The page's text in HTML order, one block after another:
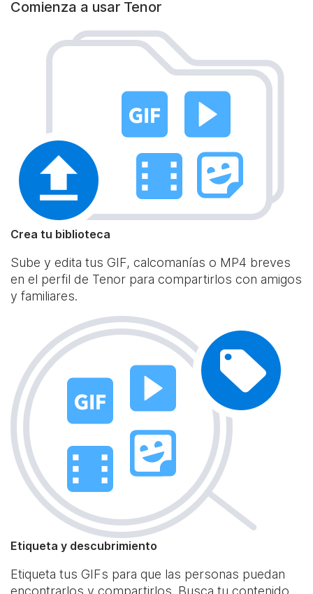
Comienza a usar Tenor
Crea tu biblioteca
Sube y edita tus GIF, calcomanías o MP4 breves
en el perfil de Tenor para compartirlos con amigos
y familiares.
Etiqueta y descubrimiento
Etiqueta tus GIFs para que las personas puedan
encontrarlos y compartirlos. Busca tu contenido